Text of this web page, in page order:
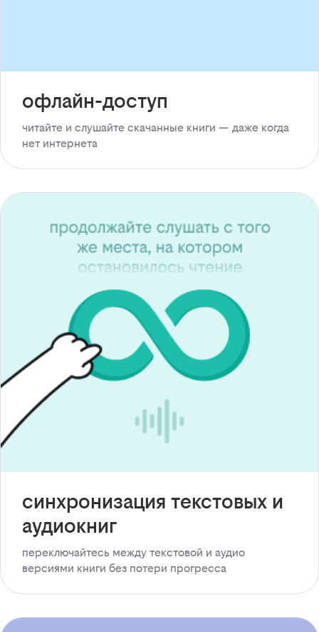
офлайн-доступ
читайте и слушайте скачанные книги — даже когда
нет интернета
синхронизация текстовых и
аудиокниг
переключайтесь между текстовой и аудио
версиями книги без потери прогресса